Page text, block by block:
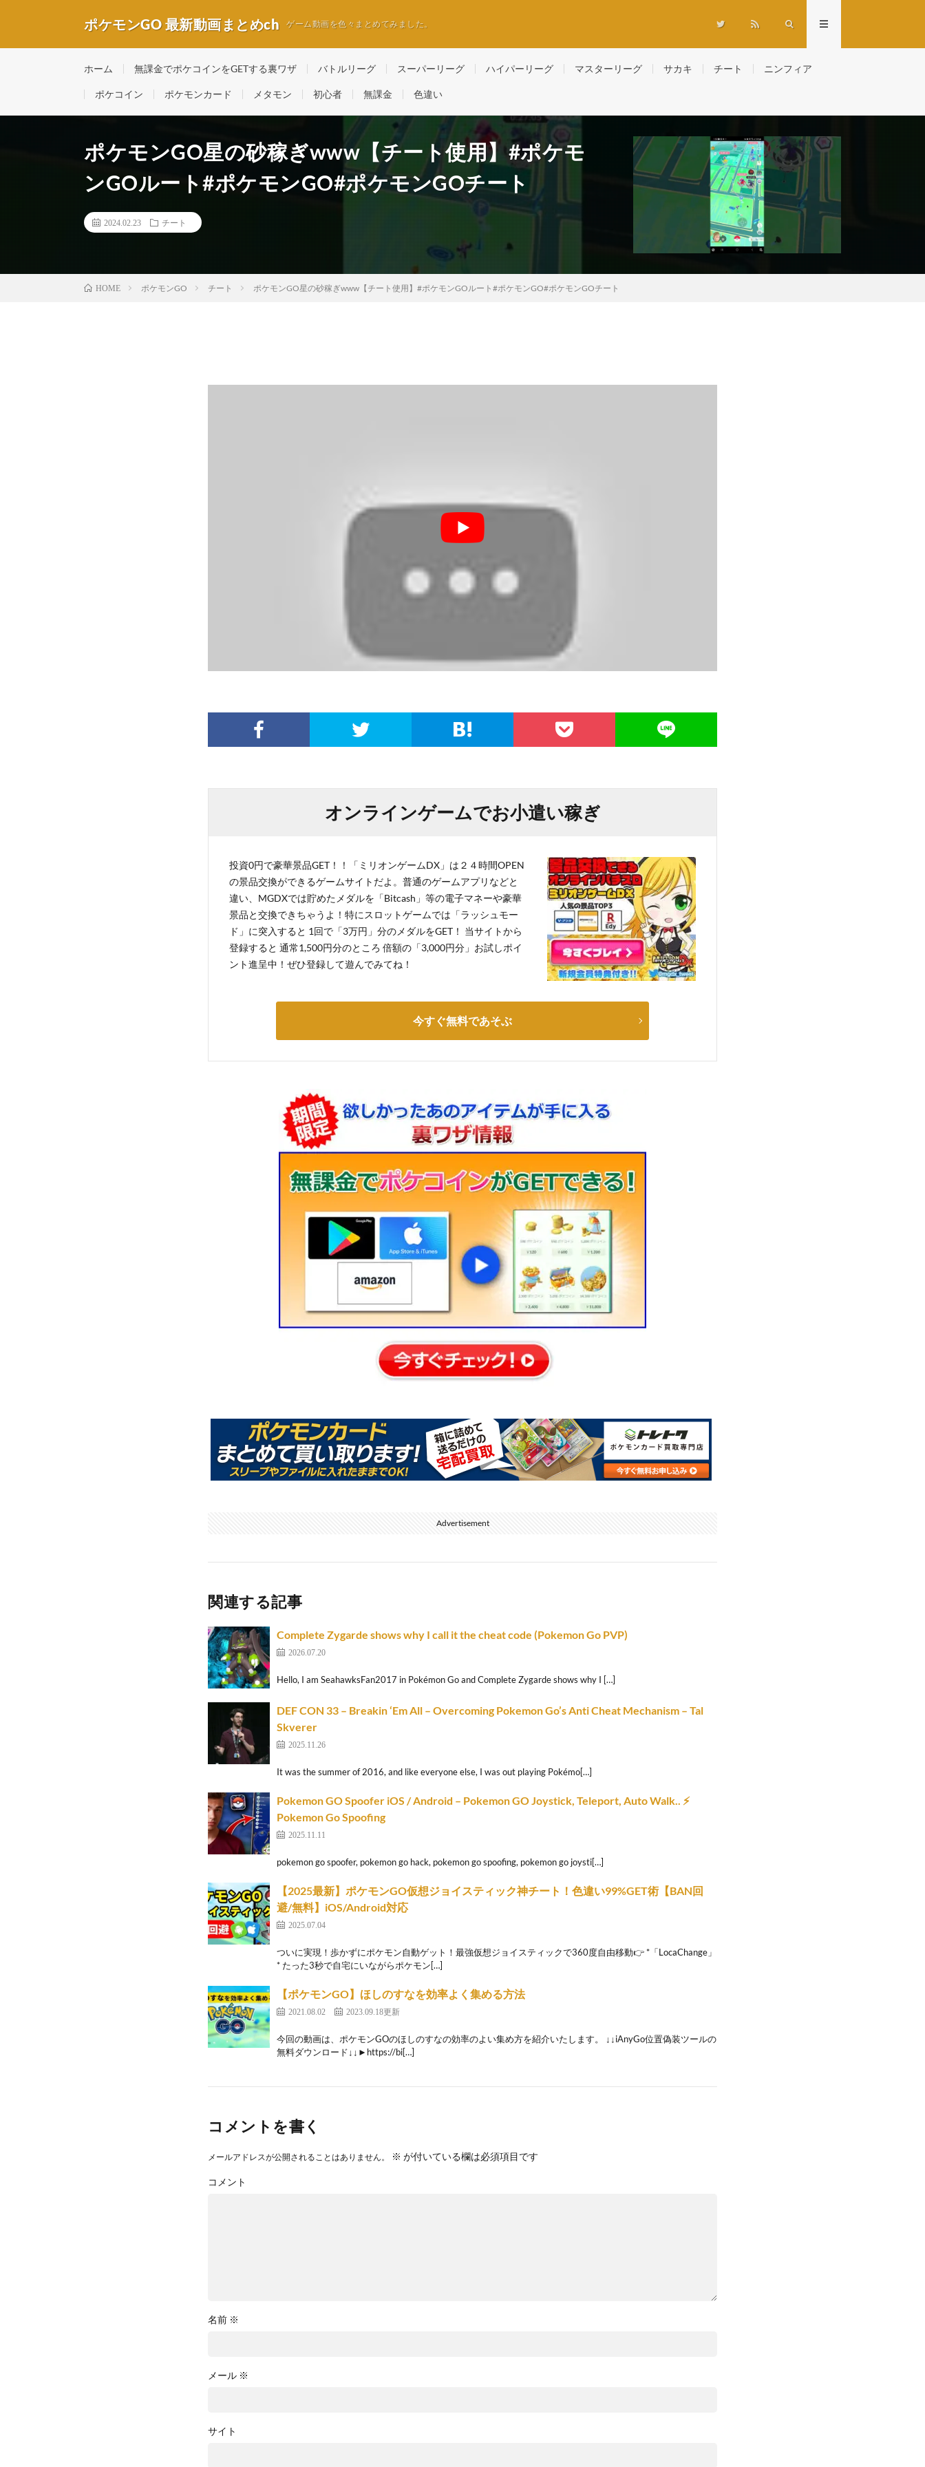
ポケモンGO 最新動画まとめch ゲーム動画を色々まとめてみました。
ホーム 無課金でポケコインをGETする裏ワザ バトルリーグ スーパーリーグ ハイパーリーグ マスターリーグ サカキ チート ニンフィア
ポケコイン ポケモンカード メタモン 初心者 無課金 色違い
ポケモンGO星の砂稼ぎwww【チート使用】#ポケモ
ンGOルート#ポケモンGO#ポケモンGOチート
2024.02.23 チート
HOME ポケモンGO チート ポケモンGO星の砂稼ぎwww【チート使用】#ポケモンGOルート#ポケモンGO#ポケモンGOチート
オンラインゲームでお小遣い稼ぎ
投資0円で豪華景品GET！！「ミリオンゲームDX」は２４時間OPEN
の景品交換ができるゲームサイトだよ。普通のゲームアプリなどと
違い、MGDXでは貯めたメダルを「Bitcash」等の電子マネーや豪華
景品と交換できちゃうよ！特にスロットゲームでは「ラッシュモー
ド」に突入すると 1回で「3万円」分のメダルをGET！ 当サイトから
登録すると 通常1,500円分のところ 倍額の「3,000円分」お試しポイ
ント進呈中！ぜひ登録して遊んでみてね！
今すぐ無料であそぶ
Advertisement
関連する記事
Complete Zygarde shows why I call it the cheat code (Pokemon Go PVP)
2026.07.20
Hello, I am SeahawksFan2017 in Pokémon Go and Complete Zygarde shows why I […]
DEF CON 33 – Breakin ‘Em All – Overcoming Pokemon Go’s Anti Cheat Mechanism – Tal
Skverer
2025.11.26
It was the summer of 2016, and like everyone else, I was out playing Pokémo[…]
Pokemon GO Spoofer iOS / Android – Pokemon GO Joystick, Teleport, Auto Walk.. ⚡
Pokemon Go Spoofing
2025.11.11
pokemon go spoofer, pokemon go hack, pokemon go spoofing, pokemon go joysti[…]
【2025最新】ポケモンGO仮想ジョイスティック神チート！色違い99%GET術【BAN回
避/無料】iOS/Android対応
2025.07.04
ついに実現！歩かずにポケモン自動ゲット！最強仮想ジョイスティックで360度自由移動👉 *「LocaChange」
* たった3秒で自宅にいながらポケモン[…]
【ポケモンGO】ほしのすなを効率よく集める方法
2021.08.02 2023.09.18更新
今回の動画は、ポケモンGOのほしのすなの効率のよい集め方を紹介いたします。 ↓↓iAnyGo位置偽装ツールの
無料ダウンロード↓↓►https://bi[…]
コメントを書く
メールアドレスが公開されることはありません。 ※ が付いている欄は必須項目です
コメント
名前 ※
メール ※
サイト